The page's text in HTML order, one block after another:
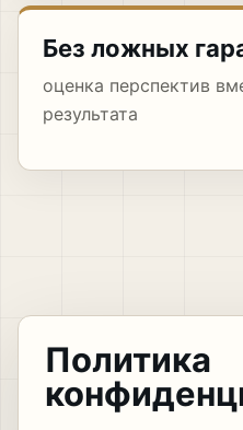
Без ложных
оценка перспектив
результата
Политика